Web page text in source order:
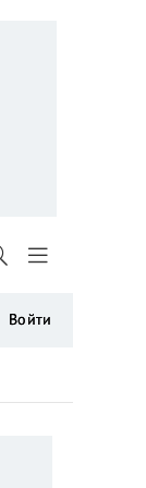
Войти